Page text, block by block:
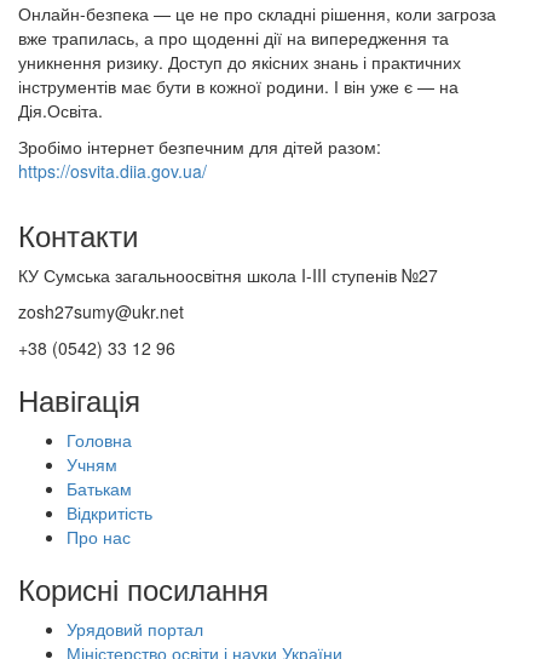
Онлайн-безпека — це не про складні рішення, коли загроза
вже трапилась, а про щоденні дії на випередження та
уникнення ризику. Доступ до якісних знань і практичних
інструментів має бути в кожної родини. І він уже є — на
Дія.Освіта.
Зробімо інтернет безпечним для дітей разом:
https://osvita.diia.gov.ua/
Контакти
КУ Сумська загальноосвітня школа I-III ступенів №27
zosh27sumy@ukr.net
+38 (0542) 33 12 96
Навігація
Головна
Учням
Батькам
Відкритість
Про нас
Корисні посилання
Урядовий портал
Міністерство освіти і науки України